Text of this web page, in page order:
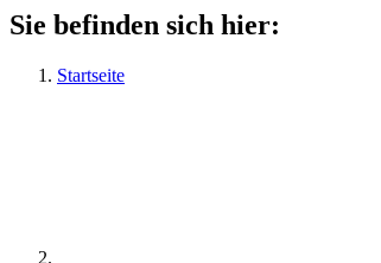
Sie befinden sich hier:
Startseite